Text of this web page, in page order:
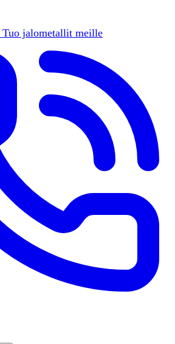
Tuo jalometallit meille